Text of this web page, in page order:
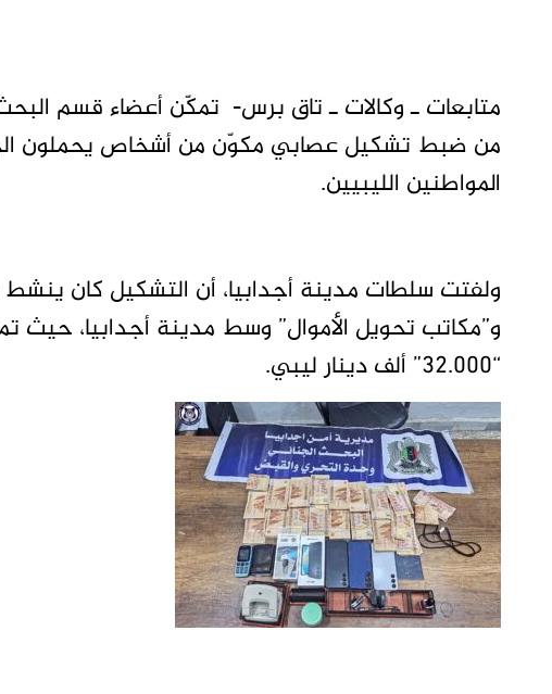
متابعات ـ وكالات ـ تاق برس- تمكّن أعضاء قسم البحث
من ضبط تشكيل عصابي مكوّن من أشخاص يحملون
المواطنين الليبيين.
ولفتت سلطات مدينة أجدابيا، أن التشكيل كان
و”مكاتب تحويل الأموال” وسط مدينة أجدابيا، حيث
“32.000” ألف دينار ليبي.